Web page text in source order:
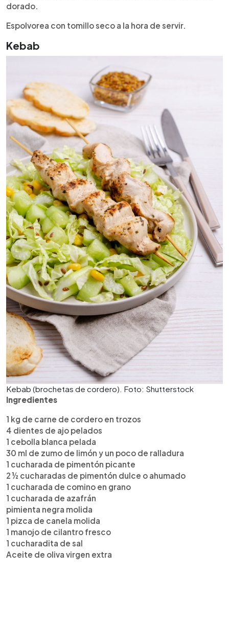
dorado.
Espolvorea con tomillo seco a la hora de servir.
Kebab
Kebab (brochetas de cordero). Foto: Shutterstock
Ingredientes
1 kg de carne de cordero en trozos
4 dientes de ajo pelados
1 cebolla blanca pelada
30 ml de zumo de limón y un poco de ralladura
1 cucharada de pimentón picante
2 ½ cucharadas de pimentón dulce o ahumado
1 cucharada de comino en grano
1 cucharada de azafrán
pimienta negra molida
1 pizca de canela molida
1 manojo de cilantro fresco
1 cucharadita de sal
Aceite de oliva virgen extra